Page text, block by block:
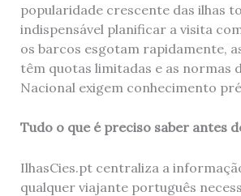
popularidade crescente das ilhas
indispensável planificar a visita
os barcos esgotam rapidamente,
têm quotas limitadas e as normas
Nacional exigem conhecimento
Tudo o que é preciso saber antes
IlhasCies.pt centraliza a
qualquer viajante português